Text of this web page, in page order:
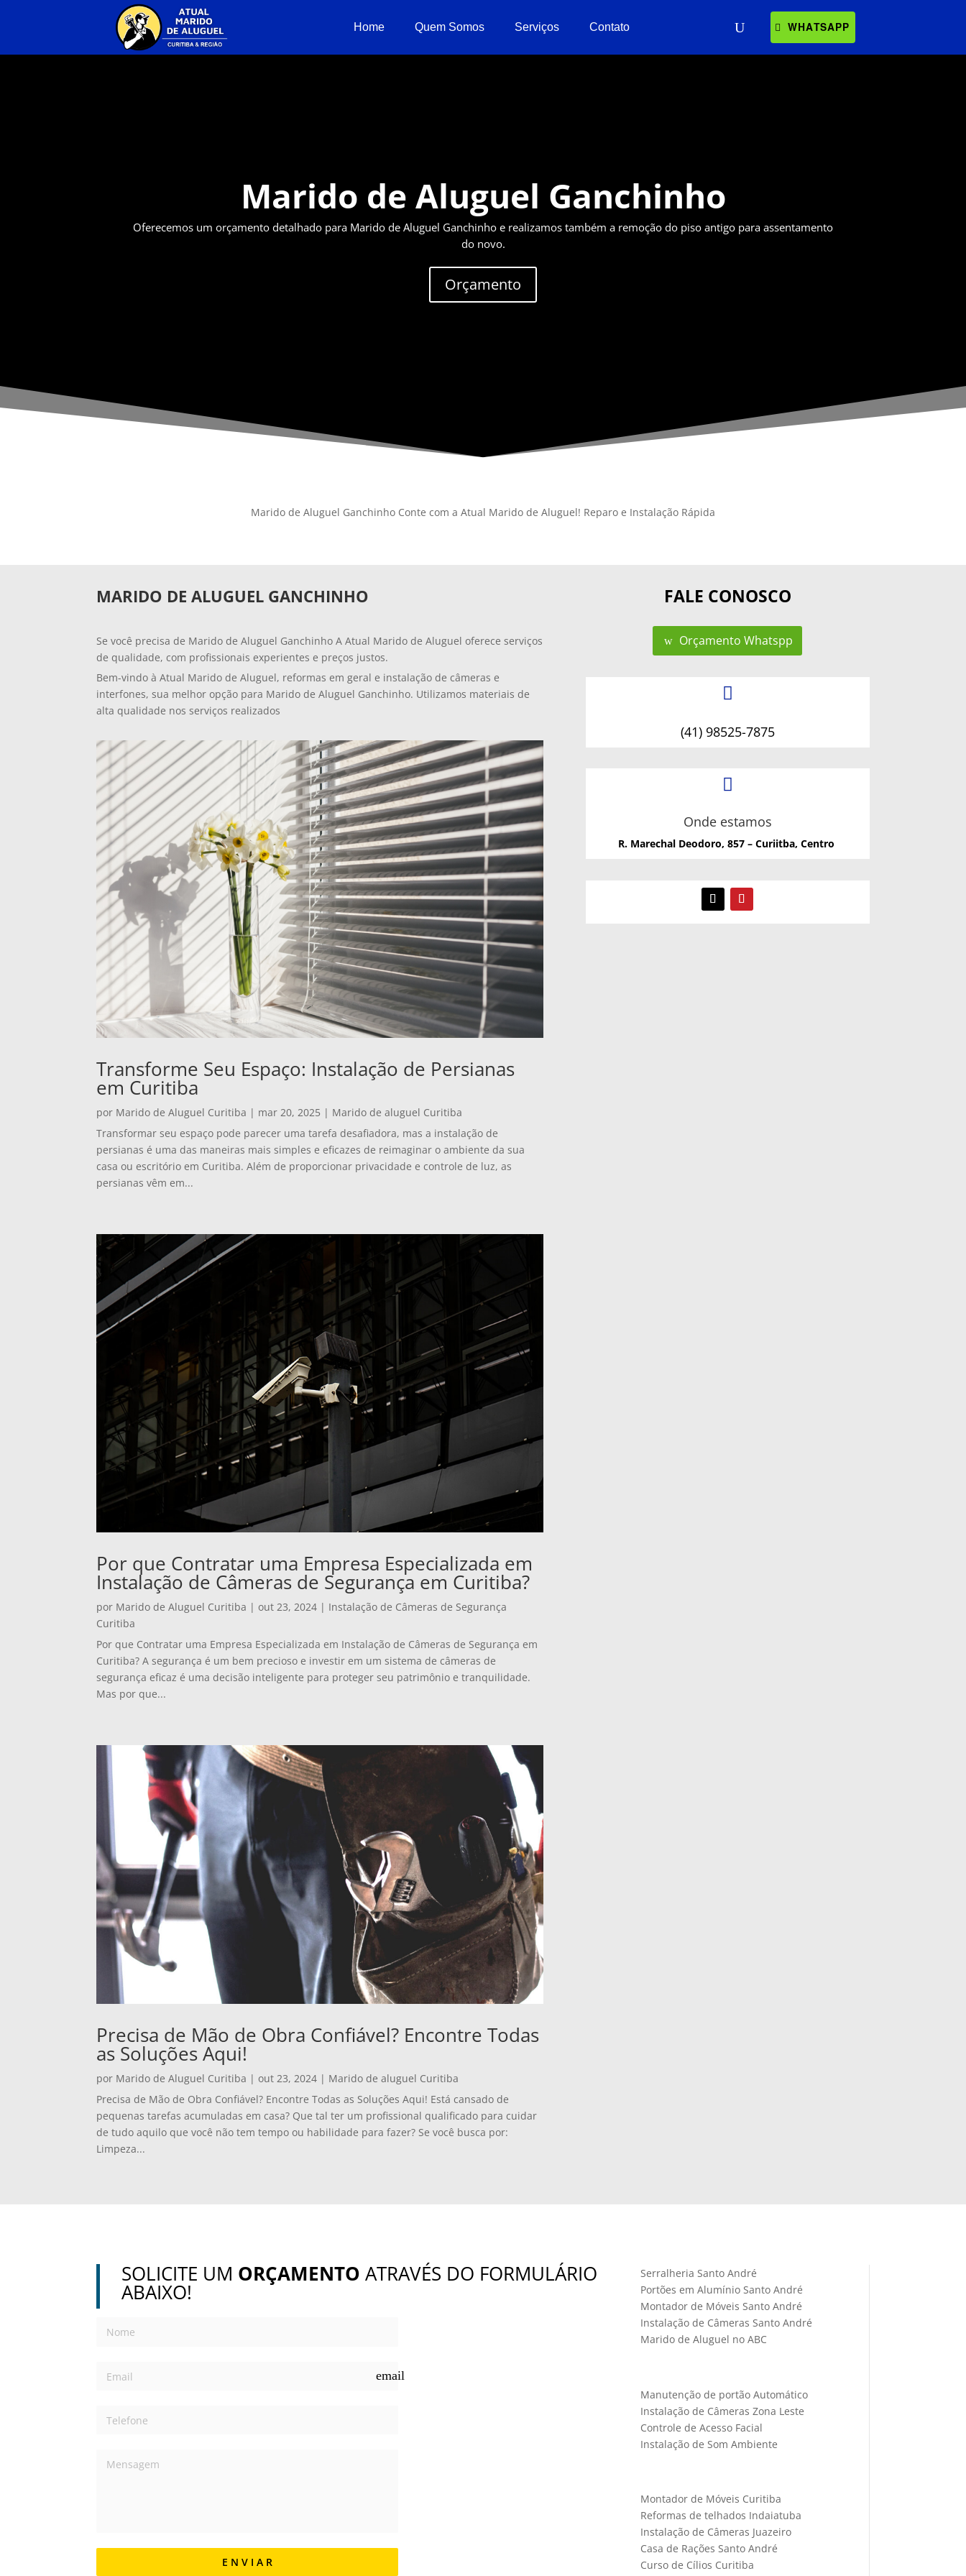
Home Quem Somos Serviços Contato WHATSAPP
Marido de Aluguel Ganchinho
Oferecemos um orçamento detalhado para Marido de Aluguel Ganchinho e realizamos também a remoção do piso antigo para assentamento
do novo.
Orçamento
Marido de Aluguel Ganchinho Conte com a Atual Marido de Aluguel! Reparo e Instalação Rápida
MARIDO DE ALUGUEL GANCHINHO
Se você precisa de Marido de Aluguel Ganchinho A Atual Marido de Aluguel oferece serviços
de qualidade, com profissionais experientes e preços justos.
Bem-vindo à Atual Marido de Aluguel, reformas em geral e instalação de câmeras e
interfones, sua melhor opção para Marido de Aluguel Ganchinho. Utilizamos materiais de
alta qualidade nos serviços realizados
Transforme Seu Espaço: Instalação de Persianas
em Curitiba
por Marido de Aluguel Curitiba | mar 20, 2025 | Marido de aluguel Curitiba
Transformar seu espaço pode parecer uma tarefa desafiadora, mas a instalação de
persianas é uma das maneiras mais simples e eficazes de reimaginar o ambiente da sua
casa ou escritório em Curitiba. Além de proporcionar privacidade e controle de luz, as
persianas vêm em...
Por que Contratar uma Empresa Especializada em
Instalação de Câmeras de Segurança em Curitiba?
por Marido de Aluguel Curitiba |out 23, 2024 | Instalação de Câmeras de Segurança
Curitiba
Por que Contratar uma Empresa Especializada em Instalação de Câmeras de Segurança em
Curitiba? A segurança é um bem precioso e investir em um sistema de câmeras de
segurança eficaz é uma decisão inteligente para proteger seu patrimônio e tranquilidade.
Mas por que...
Precisa de Mão de Obra Confiável? Encontre Todas
as Soluções Aqui!
por Marido de Aluguel Curitiba |out 23, 2024 | Marido de aluguel Curitiba
Precisa de Mão de Obra Confiável? Encontre Todas as Soluções Aqui! Está cansado de
pequenas tarefas acumuladas em casa? Que tal ter um profissional qualificado para cuidar
de tudo aquilo que você não tem tempo ou habilidade para fazer? Se você busca por:
Limpeza...
FALE CONOSCO
Orçamento Whatspp

(41) 98525-7875

Onde estamos
R. Marechal Deodoro, 857 – Curiitba, Centro
SOLICITE UM ORÇAMENTO ATRAVÉS DO FORMULÁRIO
ABAIXO!
email
E N V I A R
Serralheria Santo André
Portões em Alumínio Santo André
Montador de Móveis Santo André
Instalação de Câmeras Santo André
Marido de Aluguel no ABC
Manutenção de portão Automático
Instalação de Câmeras Zona Leste
Controle de Acesso Facial
Instalação de Som Ambiente
Montador de Móveis Curitiba
Reformas de telhados Indaiatuba
Instalação de Câmeras Juazeiro
Casa de Rações Santo André
Curso de Cílios Curitiba